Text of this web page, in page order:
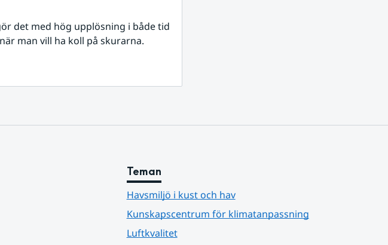
det med hög upplösning i både tid
man vill ha koll på skurarna.
Teman
Havsmiljö i kust och hav
Kunskapscentrum för klimatanpassning
Luftkvalitet